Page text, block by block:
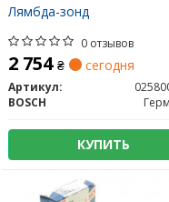
Лямбда-зонд
0 отзывов
2 754 ₴ сегодня
Артикул:
BOSCH
КУПИТЬ